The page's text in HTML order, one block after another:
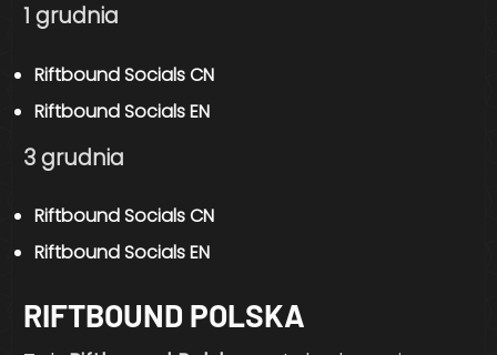
1 grudnia
Riftbound Socials CN
Riftbound Socials EN
3 grudnia
Riftbound Socials CN
Riftbound Socials EN
RIFTBOUND POLSKA